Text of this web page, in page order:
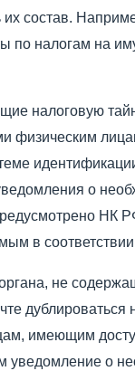
состав.
по налогам на
налоговую
физическим
о
НК
в
не
дублироваться
имеющим
уведомление о